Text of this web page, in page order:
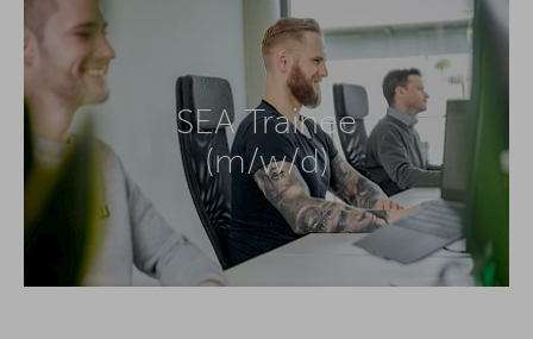
SEA Trainee
(m/w/d)